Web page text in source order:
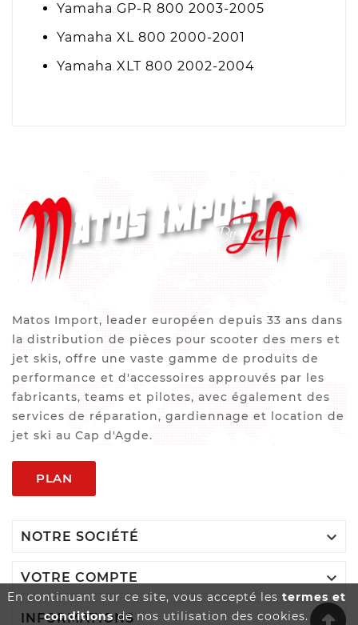
En continuant sur ce site, vous accepté les termes et
conditionsde nos utilisation des cookies.
Yamaha GP-R 800 2003-2005
Yamaha XL 800 2000-2001
Yamaha XLT 800 2002-2004
Matos Import, leader européen depuis 33 ans dans
la distribution de pièces pour scooter des mers et
jet skis, offre une vaste gamme de produits de
performance et d'accessoires approuvés par les
fabricants, teams et pilotes, avec également des
services de réparation, gardiennage et location de
jet ski au Cap d'Agde.
PLAN
NOTRE SOCIÉTÉ 
VOTRE COMPTE 
INFORMATIONS 